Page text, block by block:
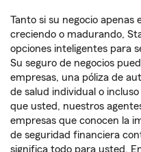
Tanto si su negocio apenas
creciendo o madurando,
opciones inteligentes para
Su seguro de negocios
empresas, una póliza de
de salud individual o
que usted, nuestros
empresas que conocen la
de seguridad financiera
significa todo para usted.